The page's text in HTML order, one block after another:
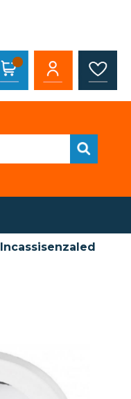
Incassisenzaled